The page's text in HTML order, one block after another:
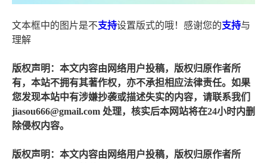
文本框中的图片是不支持设置版式的哦！感谢您的支持与
理解
版权声明：本文内容由网络用户投稿，版权归原作者所
有，本站不拥有其著作权，亦不承担相应法律责任。如果
您发现本站中有涉嫌抄袭或描述失实的内容，请联系我们
jiasou666@gmail.com 处理，核实后本网站将在24小时内删
除侵权内容。
版权声明：本文内容由网络用户投稿，版权归原作者所